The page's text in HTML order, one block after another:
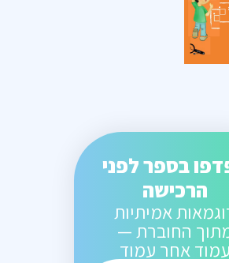
בספר לפני
הרכישה
אמיתיות
החוברת —
עמוד אחר עמוד